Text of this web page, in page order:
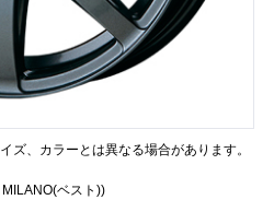
、カラーとは異なる場合があります。
ベスト))